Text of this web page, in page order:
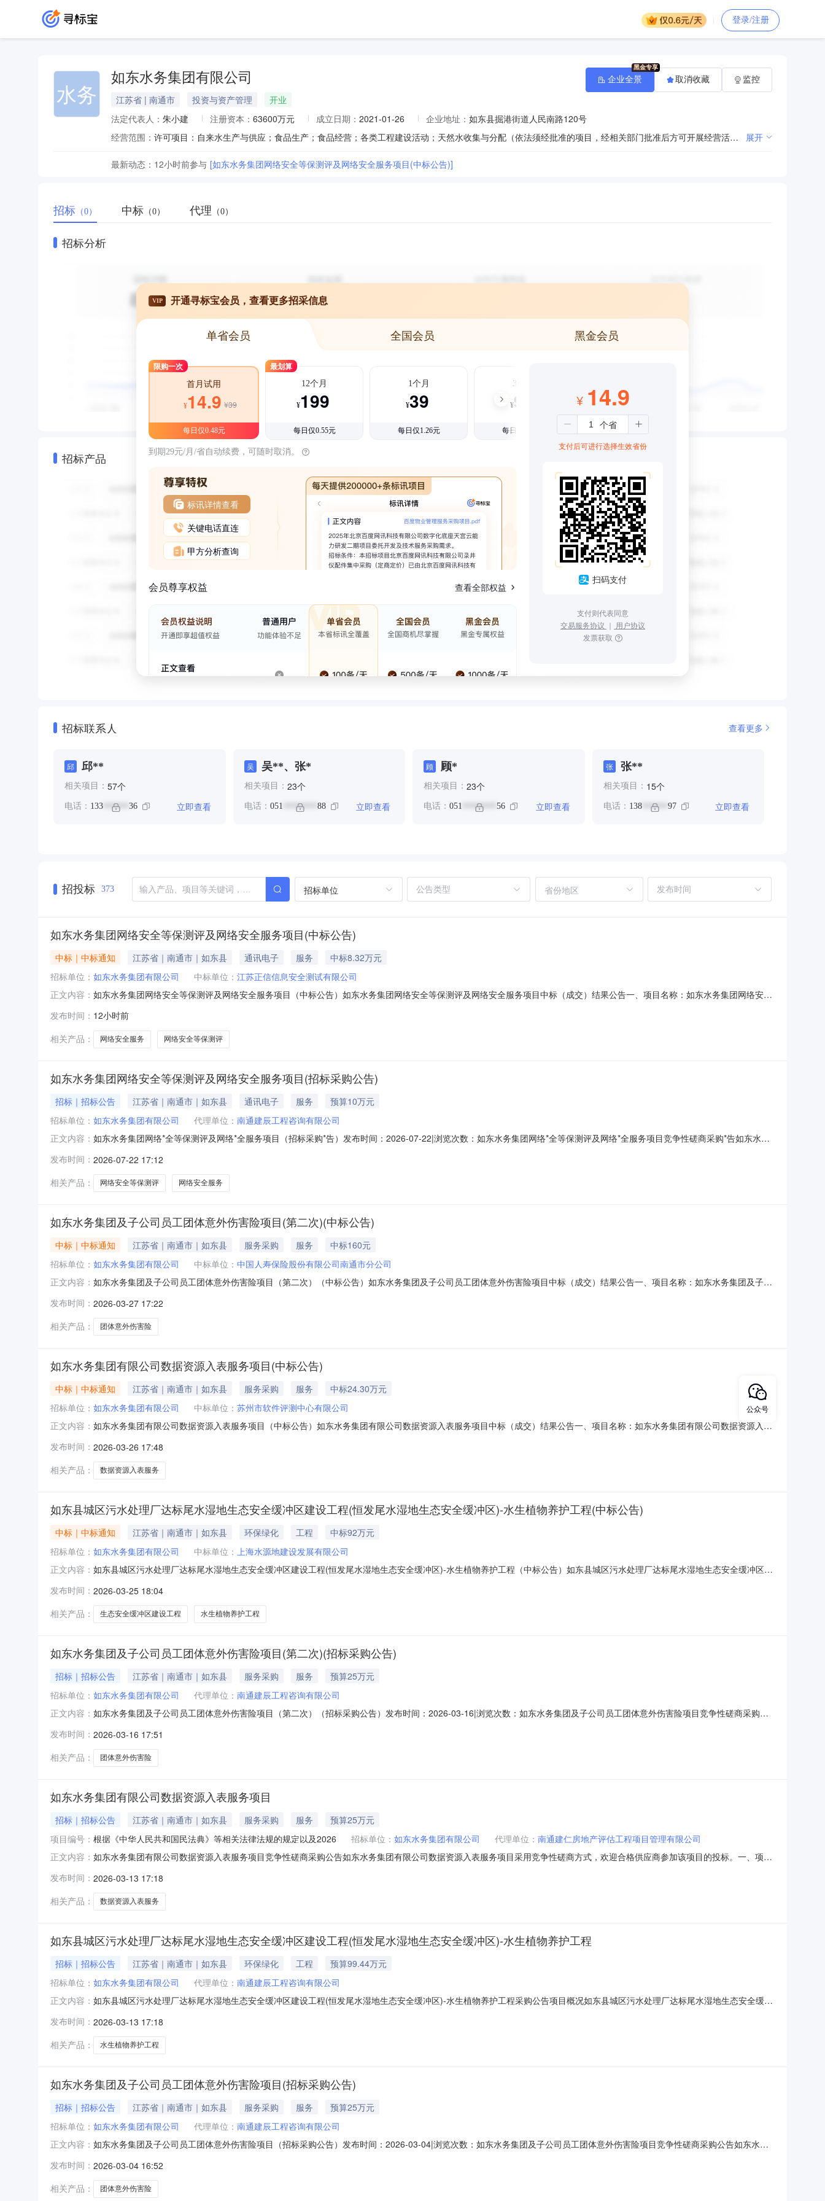
登录/注册
水务
如东水务集团有限公司
江苏省 | 南通市 投资与资产管理
开业
法定代表人： 朱小建 注册资本： 63600万元 成立日期： 2021-01-26 企业地址： 如东县掘港街道人民南路120号
经营范围：
许可项目：自来水生产与供应；食品生产；食品经营；各类工程建设活动；天然水收集与分配（依法须经批准的项目，经相关部门批准后方可开展经营活动，具体经营项目以审批结果为准） 一般项目：自有资金投资的资产管理服务；以自有资金从事投资活动；市政设施管理；防洪除涝设施管理；智能水务系统开发；工程管理服务；建筑材料销售；机械设备租赁；泵及真空设备销售；五金产品批发；五金产品零售；阀门和旋塞销售；水泥制品销售；污水处理及其再生利用；水污染治理；环境保护监测；灌溉服务；与农业生产经营有关的技术、信息、设施建设运营等服务；水利相关咨询服务；水环境污染防治服务；水土流失防治服务；水资源管理；环保咨询服务（除依法须经批准的项目外，凭营业执照依法自主开展经营活动） 展开
最新动态： 12小时前参与 [如东水务集团网络安全等保测评及网络安全服务项目(中标公告)]
企业全景 取消收藏 监控
招标 （0） 中标 （0） 代理 （0）
招标分析
招标产品
VIP 开通寻标宝会员，查看更多招采信息
单省会员 全国会员 黑金会员
限购一次
首月试用
¥14.9 ¥39
每日仅0.48元
最划算
12个月
¥199
每日仅0.55元
1个月
¥39
每日仅1.26元
3个月
¥99
每日仅1.08元
到期29元/月/省自动续费，可随时取消。
标讯详情查看
关键电话直连
甲方分析查询
会员尊享权益 查看全部权益
¥ 14.9
支付后可进行选择生效省份
扫码支付
支付则代表同意
交易服务协议 ｜ 用户协议
发票获取
招标联系人 查看更多
邱 邱**
相关项目： 57个
电话： 133 ****** 36 立即查看
吴 吴**、张*
相关项目： 23个
电话： 051 ******** 88 立即查看
顾 顾*
相关项目： 23个
电话： 051 ******** 56 立即查看
张 张**
相关项目： 15个
电话： 138****** 97 立即查看
招投标 373 招标单位 省份地区
如东水务集团网络安全等保测评及网络安全服务项目(中标公告)
中标｜中标通知 江苏省｜南通市｜如东县 通讯电子 服务
中标8.32万元
招标单位： 如东水务集团有限公司 中标单位： 江苏正信信息安全测试有限公司
正文内容： 如东水务集团网络安全等保测评及网络安全服务项目（中标公告）如东水务集团网络安全等保测评及网络安全服务项目中标（成交）结果公告一、项目名称：如东水务集团网络安全
格：捌万叁仟贰佰元整（￥83200.00）三、主要标的信息服务类名称：如东水务集团网络安全等保测评及网络安全服务项目服务范围：详见采购文件服务要求：详见采购文件服务时
间：详见采购文件服务标准：详见采购
发布时间： 12小时前
相关产品：
网络安全服务 网络安全等保测评
如东水务集团网络安全等保测评及网络安全服务项目(招标采购公告)
招标｜招标公告 江苏省｜南通市｜如东县 通讯电子 服务
预算10万元
招标单位： 如东水务集团有限公司 代理单位： 南通建辰工程咨询有限公司
正文内容： 如东水务集团网络*全等保测评及网络*全服务项目（招标采购*告）发布时间：2026-07-22|浏览次数：如东水务集团网络*全等保测评及网络*全服务项目竞争性磋商采购*告如东水务
采购方式：竞争性磋商预算金额：10万元。投标报价高于预算金额的作无效投标处理。采购需求：具体需求详见采购文件。合同履行期限：网络*全等保测评自合同生效之日起60日
历天内完成测评并出具
发布时间： 2026-07-22 17:12
相关产品：
网络安全等保测评 网络安全服务
如东水务集团及子公司员工团体意外伤害险项目(第二次)(中标公告)
中标｜中标通知 江苏省｜南通市｜如东县 服务采购 服务
中标160元
招标单位： 如东水务集团有限公司 中标单位： 中国人寿保险股份有限公司南通市分公司
正文内容： 如东水务集团及子公司员工团体意外伤害险项目（第二次）（中标公告）如东水务集团及子公司员工团体意外伤害险项目中标（成交）结果公告一、项目名称：如东水务集团及子公
层-12层中标（成交）价格：每人每年壹佰陆拾元（￥160元/人/年）三、主要标的信息服务类名称：如东水务集团及子公司员工团体意外伤害险项目服务范围：详见采购文件服务要
求：详见采购文件服务时间：详见采购
发布时间： 2026-03-27 17:22
相关产品：
团体意外伤害险
如东水务集团有限公司数据资源入表服务项目(中标公告)
中标｜中标通知 江苏省｜南通市｜如东县 服务采购 服务
中标24.30万元
招标单位： 如东水务集团有限公司 中标单位： 苏州市软件评测中心有限公司
正文内容： 如东水务集团有限公司数据资源入表服务项目（中标公告）如东水务集团有限公司数据资源入表服务项目中标（成交）结果公告一、项目名称：如东水务集团有限公司数据资源入表
整（￥243000.00）三、主要标的信息服务类名称：如东水务集团有限公司数据资源入表服务项目服务范围：详见采购文件服务要求：详见采购文件服务时间：详见采购文件服务标
准：详见采购文件四、评委专家：宋
发布时间： 2026-03-26 17:48
相关产品：
数据资源入表服务
如东县城区污水处理厂达标尾水湿地生态安全缓冲区建设工程(恒发尾水湿地生态安全缓冲区)-水生植物养护工程(中标公告)
中标｜中标通知 江苏省｜南通市｜如东县 环保绿化 工程
中标92万元
招标单位： 如东水务集团有限公司 中标单位： 上海水源地建设发展有限公司
正文内容： 如东县城区污水处理厂达标尾水湿地生态安全缓冲区建设工程(恒发尾水湿地生态安全缓冲区)-水生植物养护工程（中标公告）如东县城区污水处理厂达标尾水湿地生态安全缓冲区建
冲区)-水生植物养护工程二、中标（成交）信息供应商名称：上海水源地建设发展有限公司供应商地址：上海市杨浦区中山北二路1121号113B室中标（成交）价：玖拾贰万整
（￥920000.00）三、主要标
发布时间： 2026-03-25 18:04
相关产品：
生态安全缓冲区建设工程 水生植物养护工程
如东水务集团及子公司员工团体意外伤害险项目(第二次)(招标采购公告)
招标｜招标公告 江苏省｜南通市｜如东县 服务采购 服务
预算25万元
招标单位： 如东水务集团有限公司 代理单位： 南通建辰工程咨询有限公司
正文内容： 如东水务集团及子公司员工团体意外伤害险项目（第二次）（招标采购公告）发布时间：2026-03-16|浏览次数：如东水务集团及子公司员工团体意外伤害险项目竞争性磋商采购公
体意外伤害险项目采购方式：竞争性磋商预算金额：230元/人/年。投标报价高于预算金额的作无效投标处理。采购需求：具体需求详见采购文件。服务期限：2年。本项目不接受联
合体投标。二、申请人的资格要求
发布时间： 2026-03-16 17:51
相关产品：
团体意外伤害险
如东水务集团有限公司数据资源入表服务项目
招标｜招标公告 江苏省｜南通市｜如东县 服务采购 服务
预算25万元
项目编号： 根据《中华人民共和国民法典》等相关法律法规的规定以及2026 招标单位： 如东水务集团有限公司 代理单位： 南通建仁房地产评估工程项目管理有限公司
正文内容： 如东水务集团有限公司数据资源入表服务项目竞争性磋商采购公告如东水务集团有限公司数据资源入表服务项目采用竞争性磋商方式，欢迎合格供应商参加该项目的投标。一、项目
购文件。服务期限：自合同签订之日起180日历天内完成（主要从工作正式启动开始到完成会计入表为止，不包括后续数据治理能力提升等环节）。二、申请人的资格要求：1.投标
人企业财务和经营状况良好，具备履行合同能
发布时间： 2026-03-13 17:18
相关产品：
数据资源入表服务
如东县城区污水处理厂达标尾水湿地生态安全缓冲区建设工程(恒发尾水湿地生态安全缓冲区)-水生植物养护工程
招标｜招标公告 江苏省｜南通市｜如东县 环保绿化 工程
预算99.44万元
招标单位： 如东水务集团有限公司 代理单位： 南通建辰工程咨询有限公司
正文内容： 如东县城区污水处理厂达标尾水湿地生态安全缓冲区建设工程(恒发尾水湿地生态安全缓冲区)-水生植物养护工程采购公告项目概况如东县城区污水处理厂达标尾水湿地生态安全缓冲
件。一、项目基本情况项目名称：如东县城区污水处理厂达标尾水湿地生态安全缓冲区建设工程(恒发尾水湿地生态安全缓冲区)-水生植物养护工程类型：工程所属行业：建筑业采购
方式：竞争性磋商预算价
发布时间： 2026-03-13 17:18
相关产品：
水生植物养护工程
如东水务集团及子公司员工团体意外伤害险项目(招标采购公告)
招标｜招标公告 江苏省｜南通市｜如东县 服务采购 服务
预算25万元
招标单位： 如东水务集团有限公司 代理单位： 南通建辰工程咨询有限公司
正文内容： 如东水务集团及子公司员工团体意外伤害险项目（招标采购公告）发布时间：2026-03-04|浏览次数：如东水务集团及子公司员工团体意外伤害险项目竞争性磋商采购公告如东水务
方式：竞争性磋商预算金额：230元/人/年。投标报价高于预算金额的作无效投标处理。采购需求：具体需求详见采购文件。服务期限：2年。本项目不接受联合体投标。二、申请人
的资格要求：1.投标人企业财务
发布时间： 2026-03-04 16:52
相关产品：
团体意外伤害险
公众号